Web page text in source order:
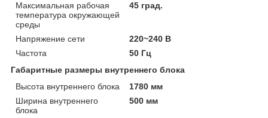
Максимальная рабочая
температура окружающей
среды
45 град.
Напряжение сети
220~240 В
Частота
50 Гц
Габаритные размеры внутреннего блока
Высота внутреннего блока
1780 мм
Ширина внутреннего
блока
500 мм